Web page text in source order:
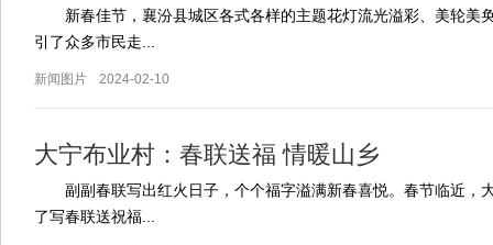
新春佳节，襄汾县城区各式各样的主题花灯流光溢彩、美轮美
引了众多市民走...
新闻图片 2024-02-10
大宁布业村：春联送福 情暖山乡
副副春联写出红火日子，个个福字溢满新春喜悦。春节临近，
了写春联送祝福...